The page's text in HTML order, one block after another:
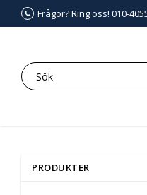
Frågor? Ring oss! 010-
PRODUKTER